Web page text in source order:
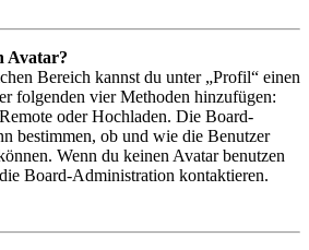
Avatar?
Bereich kannst du unter „Profil“ einen
folgenden vier Methoden hinzufügen:
oder Hochladen. Die Board-
bestimmen, ob und wie die Benutzer
Wenn du keinen Avatar benutzen
Board-Administration kontaktieren.